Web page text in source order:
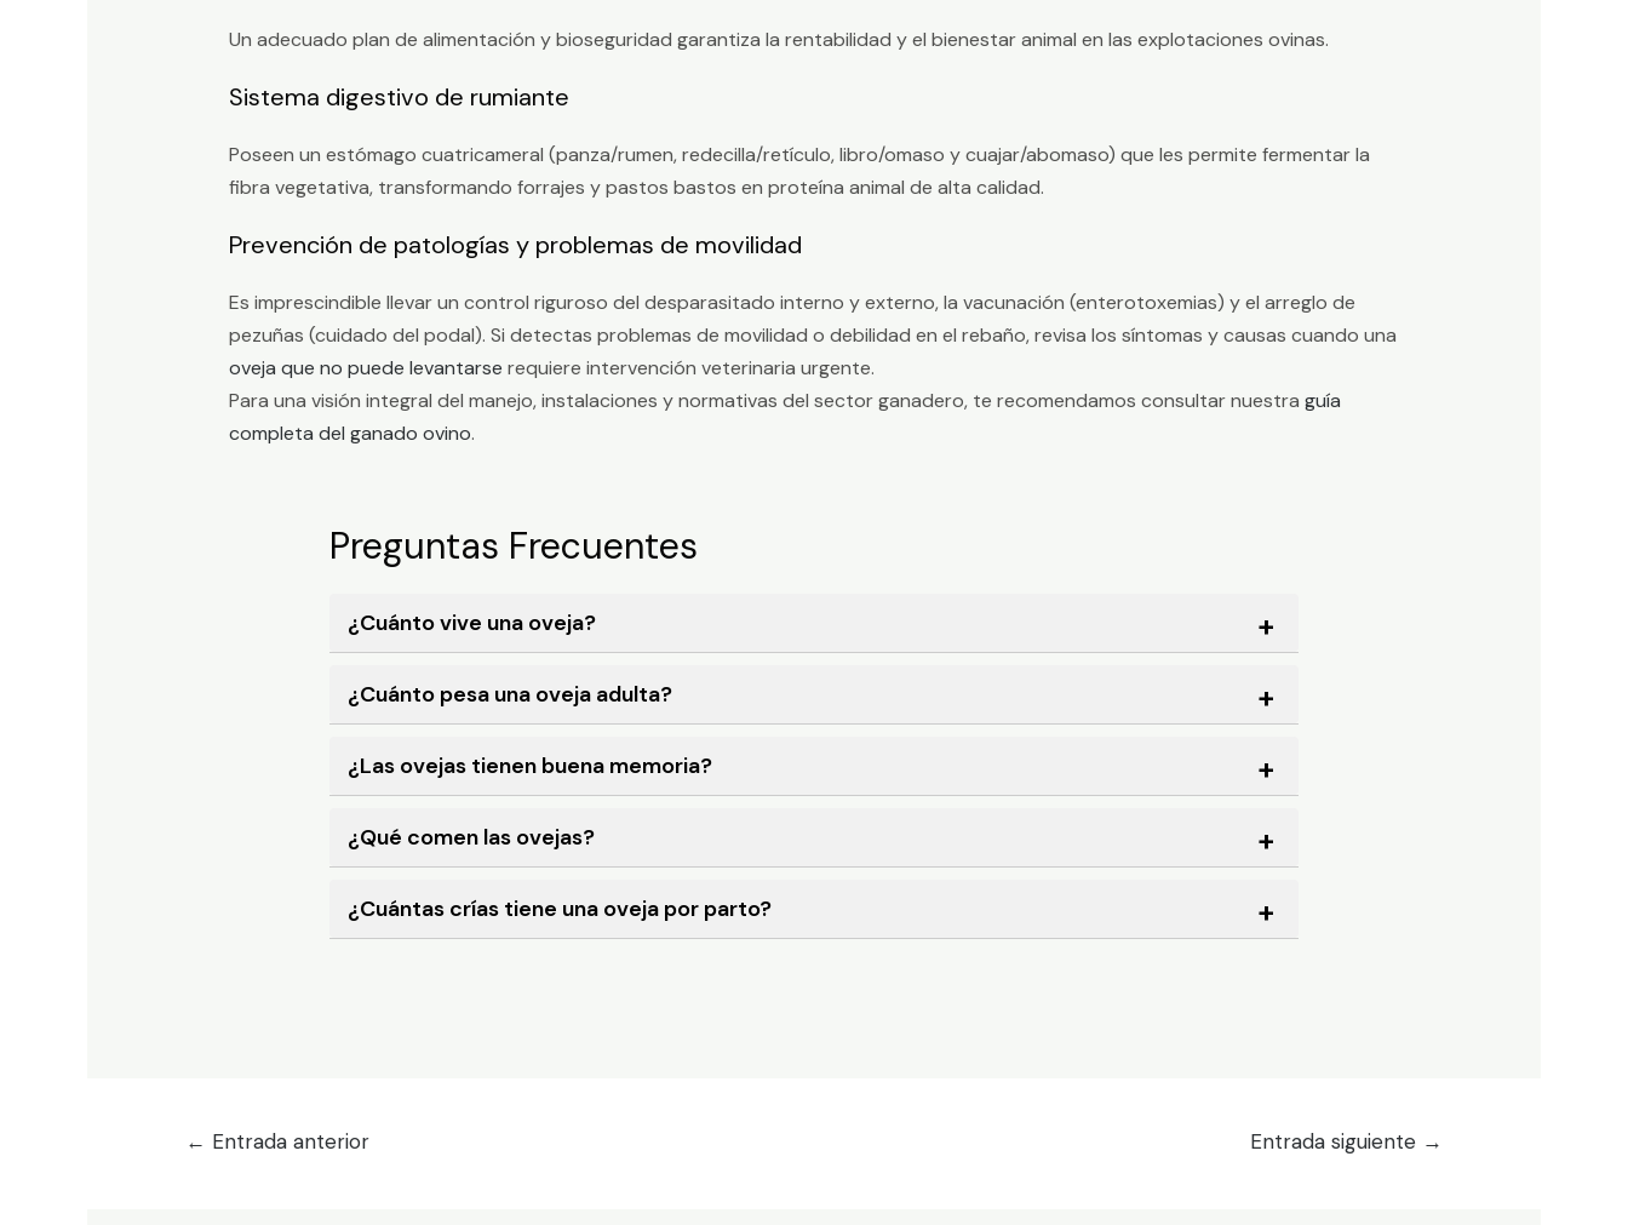
Un adecuado plan de alimentación y bioseguridad garantiza la rentabilidad y el bienestar animal en las explotaciones ovinas.
Sistema digestivo de rumiante
Poseen un estómago cuatricameral (panza/rumen, redecilla/retículo, libro/omaso y cuajar/abomaso) que les permite fermentar la
fibra vegetativa, transformando forrajes y pastos bastos en proteína animal de alta calidad.
Prevención de patologías y problemas de movilidad
Es imprescindible llevar un control riguroso del desparasitado interno y externo, la vacunación (enterotoxemias) y el arreglo de
pezuñas (cuidado del podal). Si detectas problemas de movilidad o debilidad en el rebaño, revisa los síntomas y causas cuando una
oveja que no puede levantarse requiere intervención veterinaria urgente.
Para una visión integral del manejo, instalaciones y normativas del sector ganadero, te recomendamos consultar nuestra guía
completa del ganado ovino.
Preguntas Frecuentes
¿Cuánto vive una oveja?
¿Cuánto pesa una oveja adulta?
¿Las ovejas tienen buena memoria?
¿Qué comen las ovejas?
¿Cuántas crías tiene una oveja por parto?
← Entrada anterior Entrada siguiente →